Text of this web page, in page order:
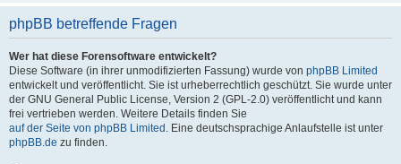
phpBB betreffende Fragen
Wer hat diese Forensoftware entwickelt?
Diese Software (in ihrer unmodifizierten Fassung) wurde von phpBB Limited
entwickelt und veröffentlicht. Sie ist urheberrechtlich geschützt. Sie wurde unter
der GNU General Public License, Version 2 (GPL-2.0) veröffentlicht und kann
frei vertrieben werden. Weitere Details finden Sie
auf der Seite von phpBB Limited . Eine deutschsprachige Anlaufstelle ist unter
phpBB.de zu finden.